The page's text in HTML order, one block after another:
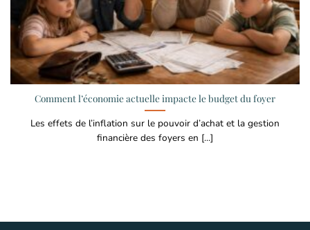
Comment l’économie actuelle impacte le budget du foyer
Les effets de l’inflation sur le pouvoir d’achat et la gestion
financière des foyers en [...]